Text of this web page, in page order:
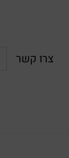
צרו קשר